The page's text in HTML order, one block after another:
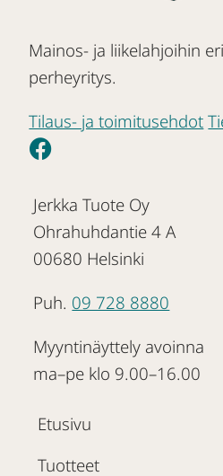
Mainos- ja liikelahjoihin
perheyritys.
Tilaus- ja toimitusehdot
Jerkka Tuote Oy
Ohrahuhdantie 4 A
00680 Helsinki
Puh. 09 728 8880
Myyntinäyttely avoinna
ma–pe klo 9.00–16.00
Etusivu
Tuotteet